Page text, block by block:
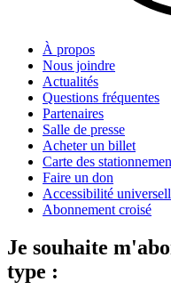
À propos
Nous joindre
Actualités
Questions fréquentes
Partenaires
Salle de presse
Acheter un billet
Carte des
Faire un don
Accessibilité
Abonnement croisé
Je souhaite
type :